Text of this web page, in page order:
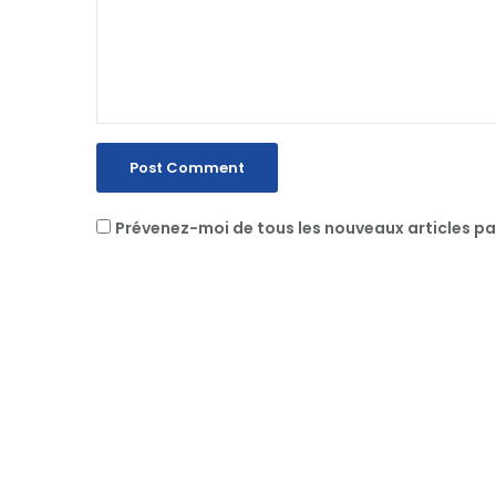
Prévenez-moi de tous les nouveaux articles